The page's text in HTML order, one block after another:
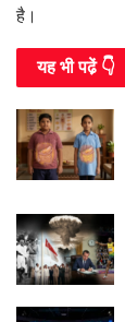
है।
यह भी पढे़ं 👇